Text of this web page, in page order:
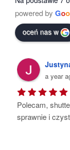
powered by Goo
oceń nas w
Justyna
a year ago
shuttersy
i czysto.